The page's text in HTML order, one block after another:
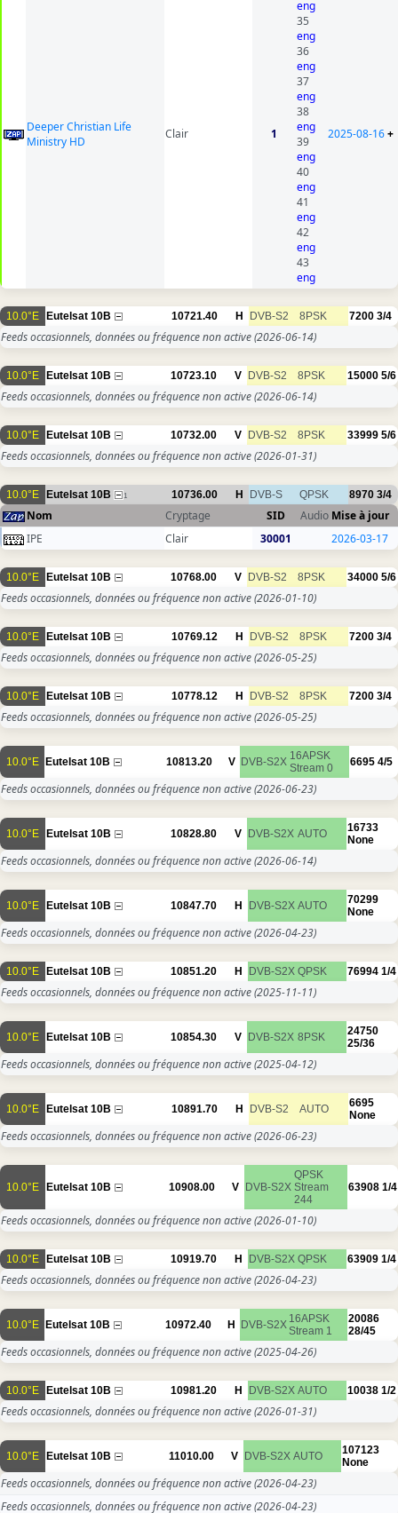
Deeper Christian Life
Ministry HD
Clair 1
eng
35
eng
36
eng
37
eng
38
eng
39
eng
40
eng
41
eng
42
eng
43
eng
2025-08-16+
10.0°E Eutelsat 10B 10721.40 H DVB-S2 8PSK 7200 3/4
Feeds occasionnels, données ou fréquence non active(2026-06-14)
10.0°E Eutelsat 10B 10723.10 V DVB-S2 8PSK 15000 5/6
Feeds occasionnels, données ou fréquence non active(2026-06-14)
10.0°E Eutelsat 10B 10732.00 V DVB-S2 8PSK 33999 5/6
Feeds occasionnels, données ou fréquence non active(2026-01-31)
10.0°E Eutelsat 10B 1 10736.00 H DVB-S QPSK 8970 3/4
Nom Cryptage SID Audio Mise à jour
IPE
Clair 30001 2026-03-17
10.0°E Eutelsat 10B 10768.00 V DVB-S2 8PSK 34000 5/6
Feeds occasionnels, données ou fréquence non active(2026-01-10)
10.0°E Eutelsat 10B 10769.12 H DVB-S2 8PSK 7200 3/4
Feeds occasionnels, données ou fréquence non active(2026-05-25)
10.0°E Eutelsat 10B 10778.12 H DVB-S2 8PSK 7200 3/4
Feeds occasionnels, données ou fréquence non active(2026-05-25)
10.0°E Eutelsat 10B 10813.20 V DVB-S2X 16APSK
Stream 0
6695 4/5
Feeds occasionnels, données ou fréquence non active(2026-06-23)
10.0°E Eutelsat 10B 10828.80 V DVB-S2X AUTO
16733
None
Feeds occasionnels, données ou fréquence non active(2026-06-14)
10.0°E Eutelsat 10B 10847.70 H DVB-S2X AUTO
70299
None
Feeds occasionnels, données ou fréquence non active(2026-04-23)
10.0°E Eutelsat 10B 10851.20 H DVB-S2X QPSK 76994 1/4
Feeds occasionnels, données ou fréquence non active(2025-11-11)
10.0°E Eutelsat 10B 10854.30 V DVB-S2X 8PSK
24750
25/36
Feeds occasionnels, données ou fréquence non active(2025-04-12)
10.0°E Eutelsat 10B 10891.70 H DVB-S2 AUTO
6695
None
Feeds occasionnels, données ou fréquence non active(2026-06-23)
10.0°E Eutelsat 10B 10908.00 V DVB-S2X
QPSK
Stream
244
63908 1/4
Feeds occasionnels, données ou fréquence non active(2026-01-10)
10.0°E Eutelsat 10B 10919.70 H DVB-S2X QPSK 63909 1/4
Feeds occasionnels, données ou fréquence non active(2026-04-23)
10.0°E Eutelsat 10B 10972.40 H DVB-S2X 16APSK
Stream 1
20086
28/45
Feeds occasionnels, données ou fréquence non active(2025-04-26)
10.0°E Eutelsat 10B 10981.20 H DVB-S2X AUTO 10038 1/2
Feeds occasionnels, données ou fréquence non active(2026-01-31)
10.0°E Eutelsat 10B 11010.00 V DVB-S2X AUTO
107123
None
Feeds occasionnels, données ou fréquence non active(2026-04-23)
Feeds occasionnels, données ou fréquence non active(2026-04-23)